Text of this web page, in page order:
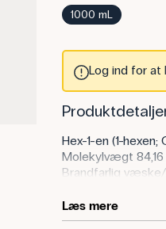
1000 mL
Log ind for at
Hex-1-en (1-
Molekylvægt
Brandfarlig
Læs mere